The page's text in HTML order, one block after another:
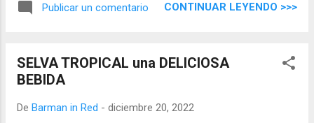
Publicar un comentario CONTINUAR LEYENDO >>>
SELVA TROPICAL una DELICIOSA
BEBIDA
De Barman in Red - diciembre 20, 2022